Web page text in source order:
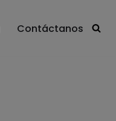
Contáctanos